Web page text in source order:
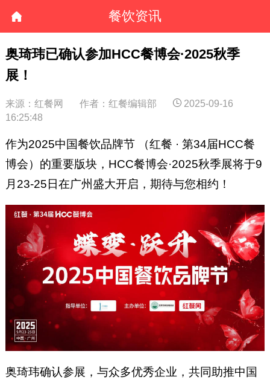
餐饮资讯
奥琦玮已确认参加HCC餐博会·2025秋季
展！
来源：红餐网 作者：红餐编辑部
2025-09-16
16:25:48
作为2025中国餐饮品牌节 （红餐 · 第34届HCC餐
博会）的重要版块，HCC餐博会·2025秋季展将于9
月23-25日在广州盛大开启，期待与您相约！
奥琦玮确认参展，与众多优秀企业，共同助推中国